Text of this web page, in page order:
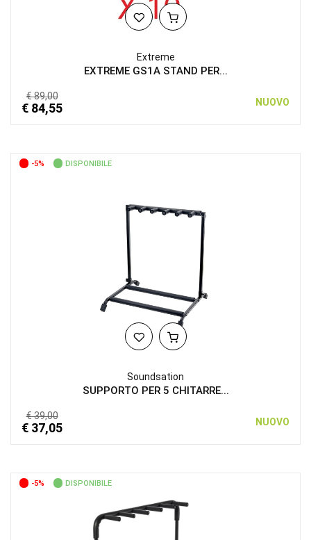
Extreme
EXTREME GS1A STAND PER...
€ 89,00
€ 84,55 NUOVO
-5% DISPONIBILE
Soundsation
SUPPORTO PER 5 CHITARRE...
€ 39,00
€ 37,05 NUOVO
-5% DISPONIBILE